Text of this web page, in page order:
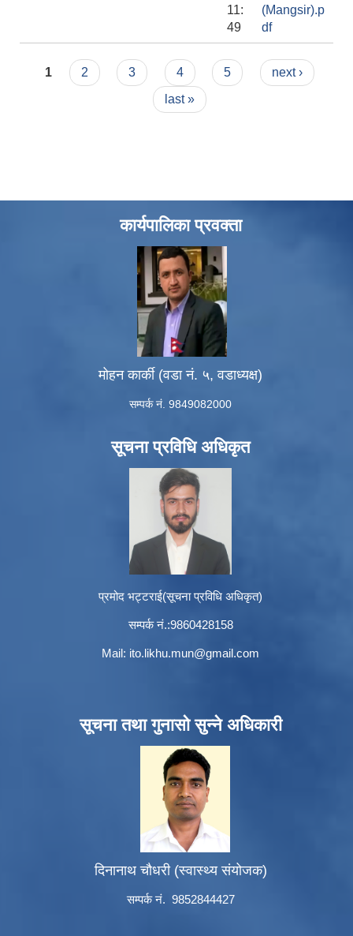
11:
49
(Mangsir).p
df
Pages
1 2 3 4 5
next ›
last »
कार्यपालिका प्रवक्ता
मोहन कार्की (वडा नं. ५, वडाध्यक्ष)
सम्पर्क नं. 9849082000
सूचना प्रविधि अधिकृत
प्रमोद भट्टराई(सूचना प्रविधि अधिकृत)
सम्पर्क नं.:9860428158
Mail: ito.likhu.mun@gmail.com
सूचना तथा गुनासो सुन्ने अधिकारी
दिनानाथ चौधरी (स्वास्थ्य संयोजक)
सम्पर्क नं. 9852844427